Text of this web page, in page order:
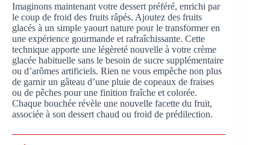
Imaginons maintenant votre dessert préféré, enrichi par
le coup de froid des fruits râpés. Ajoutez des fruits
glacés à un simple yaourt nature pour le transformer en
une expérience gourmande et rafraîchissante. Cette
technique apporte une légèreté nouvelle à votre crème
glacée habituelle sans le besoin de sucre supplémentaire
ou d’arômes artificiels. Rien ne vous empêche non plus
de garnir un gâteau d’une pluie de copeaux de fraises
ou de pêches pour une finition fraîche et colorée.
Chaque bouchée révèle une nouvelle facette du fruit,
associée à son dessert chaud ou froid de prédilection.